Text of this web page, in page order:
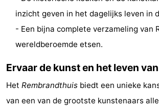
Coffeeshops
Rosse
buurt
Geschiedenis
inzicht geven in het dagelijks leven in
- Een bijna complete verzameling van
wereldberoemde etsen.
Ervaar de kunst en het leven
Het Rembrandthuis biedt een unieke
van een van de grootste kunstenaars